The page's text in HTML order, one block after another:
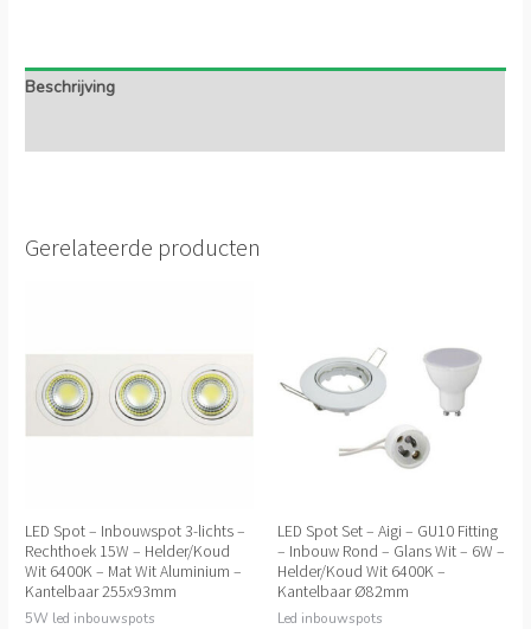
Beschrijving
Gerelateerde producten
LED Spot – Inbouwspot 3-lichts –
Rechthoek 15W – Helder/Koud
Wit 6400K – Mat Wit Aluminium –
Kantelbaar 255x93mm
5W led inbouwspots
LED Spot Set – Aigi – GU10 Fitting
– Inbouw Rond – Glans Wit – 6W –
Helder/Koud Wit 6400K –
Kantelbaar Ø82mm
Led inbouwspots